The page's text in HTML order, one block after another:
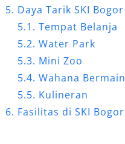
Daya Tarik SKI Bogor
Tempat Belanja
Water Park
Mini Zoo
Wahana Bermain
Kulineran
Fasilitas di SKI Bogor